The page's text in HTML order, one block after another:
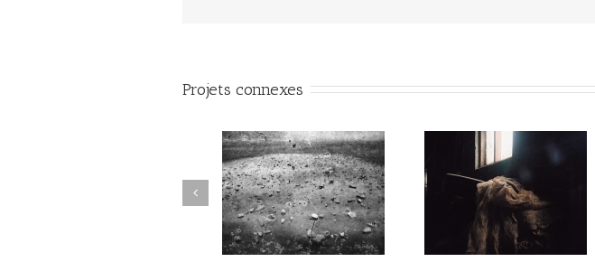
Projets connexes
Sortilège #033 Sortilège #032